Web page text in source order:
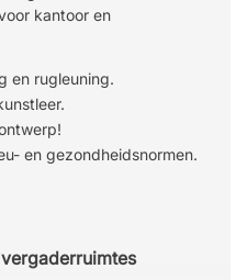
kantoor en
en rugleuning.
en gezondheidsnormen.